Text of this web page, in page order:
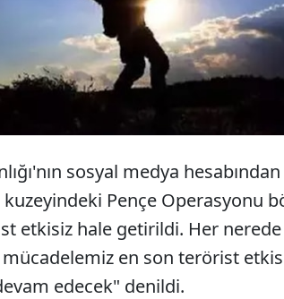
sosyal medya hesabından
kuzeyindeki Pençe Operasyonu
etkisiz hale getirildi. Her
en son terörist
edecek" denildi.